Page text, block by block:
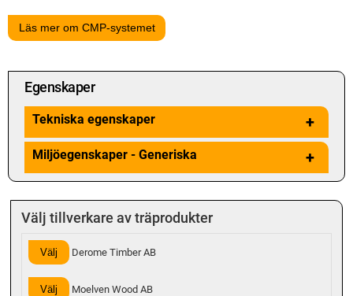
Läs mer om CMP-systemet
Egenskaper
Tekniska egenskaper +
Miljöegenskaper - Generiska +
Välj tillverkare av träprodukter
Välj Derome Timber AB
Välj Moelven Wood AB